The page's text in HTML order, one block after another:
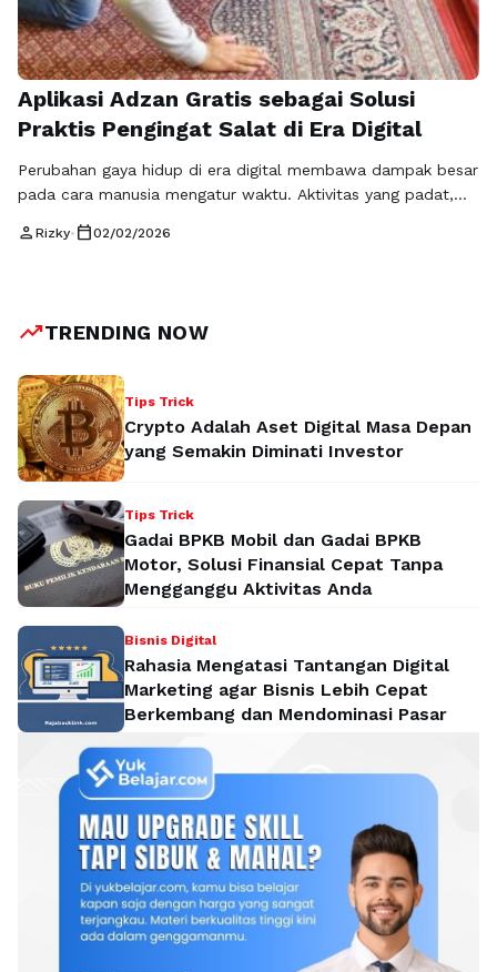
Aplikasi Adzan Gratis sebagai Solusi
Praktis Pengingat Salat di Era Digital
Perubahan gaya hidup di era digital membawa dampak besar
pada cara manusia mengatur waktu. Aktivitas yang padat,
elektronik membuat banyak orang sulit memperhatikan
menjalankan kewajiban ibadah. Pada …
person Rizky• calendar_today02/02/2026
trending_upTRENDING NOW
Tips Trick
Crypto Adalah Aset Digital Masa Depan
yang Semakin Diminati Investor
Tips Trick
Gadai BPKB Mobil dan Gadai BPKB
Motor, Solusi Finansial Cepat Tanpa
Mengganggu Aktivitas Anda
Bisnis Digital
Rahasia Mengatasi Tantangan Digital
Marketing agar Bisnis Lebih Cepat
Berkembang dan Mendominasi Pasar